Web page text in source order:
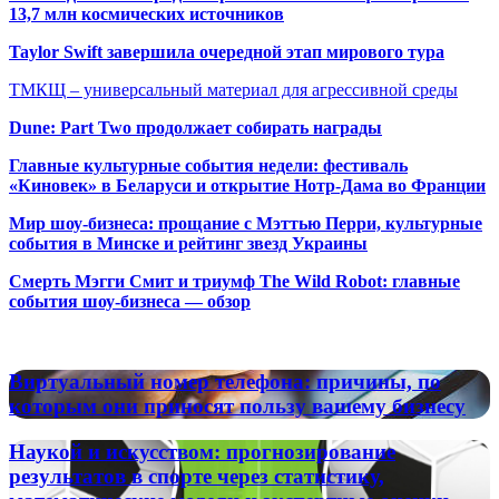
13,7 млн космических источников
Taylor Swift завершила очередной этап мирового тура
ТМКЩ – универсальный материал для агрессивной среды
Dune: Part Two продолжает собирать награды
Главные культурные события недели: фестиваль
«Киновек» в Беларуси и открытие Нотр-Дама во Франции
Мир шоу-бизнеса: прощание с Мэттью Перри, культурные
события в Минске и рейтинг звезд Украины
Смерть Мэгги Смит и триумф The Wild Robot: главные
события шоу-бизнеса — обзор
Виртуальный
номер
телефона:
причины,
по
которым
Виртуальный номер телефона: причины, по
которым они приносят пользу вашему бизнесу
Наукой
искусством:
Наукой и искусством: прогнозирование
результатов в спорте через статистику,